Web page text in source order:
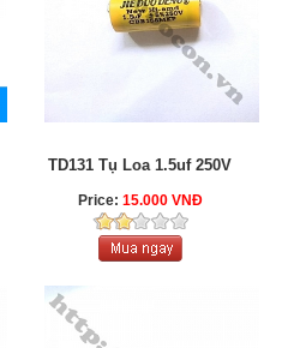
TD131 Tụ Loa 1.5uf 250V
Price: 15.000 VNĐ